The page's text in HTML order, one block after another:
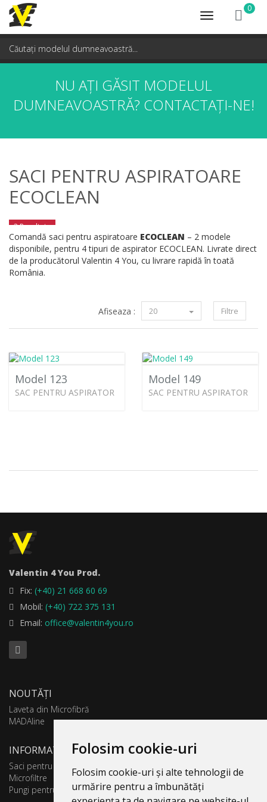
Folosim cookie-uri
Folosim cookie-uri și alte tehnologii de
urmărire pentru a îmbunătăți
Toggle
navigation
0
NU AȚI GĂSIT MODELUL
DUMNEAVOASTRĂ? CONTACTAȚI-NE!
SACI PENTRU ASPIRATOARE
ECOCLEAN
2 Rezultate
Comandă saci pentru aspiratoare ECOCLEAN – 2 modele
disponibile, pentru 4 tipuri de aspirator ECOCLEAN. Livrate direct
de la producătorul Valentin 4 You, cu livrare rapidă în toată
România.
Filtre
Afiseaza : 20
Model 123
SAC PENTRU ASPIRATOR
Model 149
SAC PENTRU ASPIRATOR
Valentin 4 You Prod.
Fix: (+40) 21 668 60 69
Mobil: (+40) 722 375 131
Email: office@valentin4you.ro
NOUTĂȚI
Laveta din Microfibră
MADAline
INFORMATII PRODUSE
Saci pentru aspirator
Microfiltre
Pungi pentru colectare praf